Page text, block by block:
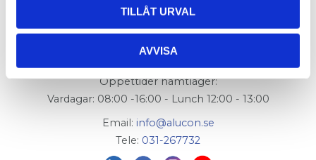
TILLÅT URVAL
AVVISA
AluCon AB
Org. nr: 556326-7482
Von Utfallsgatan 16, 415 05 Göteborg
Öppettider hämtlager:
Vardagar: 08:00 -16:00 - Lunch 12:00 - 13:00
Email: info@alucon.se
Tele: 031-267732